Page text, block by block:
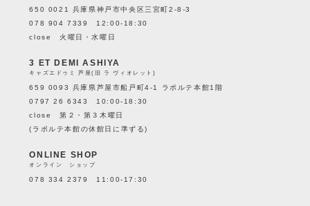
650 0021 兵庫県神戸市中央区三宮町2-8-3
078 904 7339 12:00-18:30
close 火曜日・水曜日
3 ET DEMI ASHIYA
キャズエドゥミ 芦屋(旧 ラ ヴィオレット)
659 0093 兵庫県芦屋市船戸町4-1 ラポルテ本館1階
0797 26 6343 10:00-18:30
close 第２・第３木曜日
(ラポルテ本館の休館日に準ずる)
ONLINE SHOP
オンライン ショップ
078 334 2379 11:00-17:30